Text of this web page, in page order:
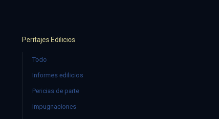
Peritajes Edilicios
Todo
Informes edilicios
Pericias de parte
Impugnaciones